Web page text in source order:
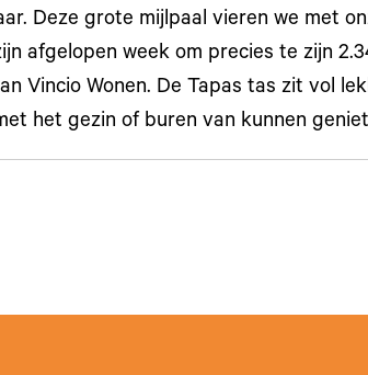
Deze grote mijlpaal vieren we met
afgelopen week om precies te zijn
Vincio Wonen. De Tapas tas zit vol
het gezin of buren van kunnen